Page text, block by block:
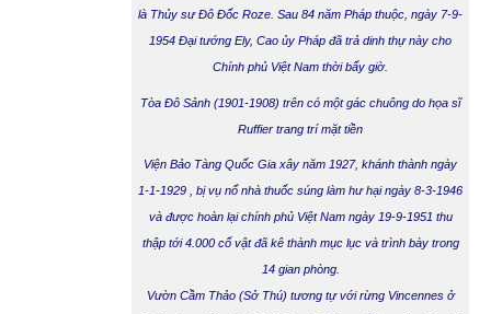
là Thủy sư Đô Đốc Roze. Sau 84 năm Pháp thuộc, ngày 7-9-
1954 Đại tướng Ely, Cao ủy Pháp đã trả dinh thự này cho
Chính phủ Việt Nam thời bấy giờ.
Tòa Đô Sảnh (1901-1908) trên có một gác chuông do họa sĩ
Ruffier trang trí mặt tiền
Viện Bảo Tàng Quốc Gia xây năm 1927, khánh thành ngày
1-1-1929 , bị vụ nổ nhà thuốc súng làm hư hại ngày 8-3-1946
và được hoàn lại chính phủ Việt Nam ngày 19-9-1951 thu
thập tới 4.000 cổ vật đã kê thành mục lục và trình bày trong
14 gian phòng.
Vườn Cầm Thảo (Sở Thú) tương tự với rừng Vincennes ở